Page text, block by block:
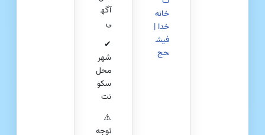
خانه
خدا |
فیش
حج
آگه
ی
✔
شهر
محل
سکو
نت
⚠️
توجه